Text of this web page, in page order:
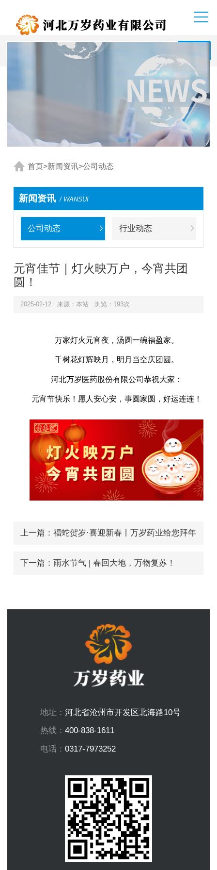
首页>新闻资讯>公司动态
新闻资讯 / WANSUI
公司动态 行业动态
元宵佳节｜灯火映万户，今宵共团
圆！
2025-02-12 来源：本站 浏览：193次
万家灯火元宵夜，汤圆一碗福盈家。
千树花灯辉映月，明月当空庆团圆。
河北万岁医药股份有限公司恭祝大家：
元宵节快乐！愿人安心安，事圆家圆，好运连连！
上一篇：福蛇贺岁·喜迎新春丨万岁药业给您拜年
下一篇：雨水节气 | 春回大地，万物复苏！
地址：河北省沧州市开发区北海路10号
热线：400-838-1611
电话：0317-7973252